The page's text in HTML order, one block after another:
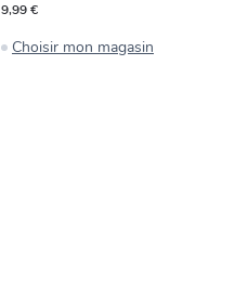
9,99 €
Choisir mon magasin